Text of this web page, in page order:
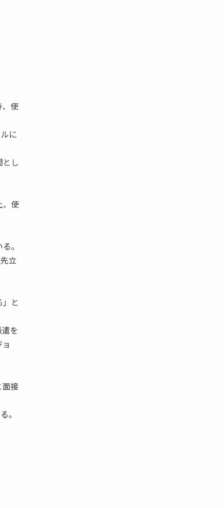
、使
に
し
、使
。
立
と
を
接
。